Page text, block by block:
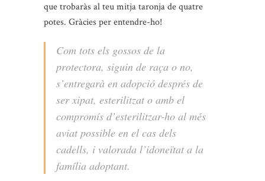
que trobaràs al teu mitja taronja de quatre
potes. Gràcies per entendre-ho!
Com tots els gossos de la
protectora, siguin de raça o no,
s’entregarà en adopció després de
ser xipat, esterilitzat o amb el
compromís d’esterilitzar-ho al més
aviat possible en el cas dels
cadells, i valorada l’idoneïtat a la
família adoptant.